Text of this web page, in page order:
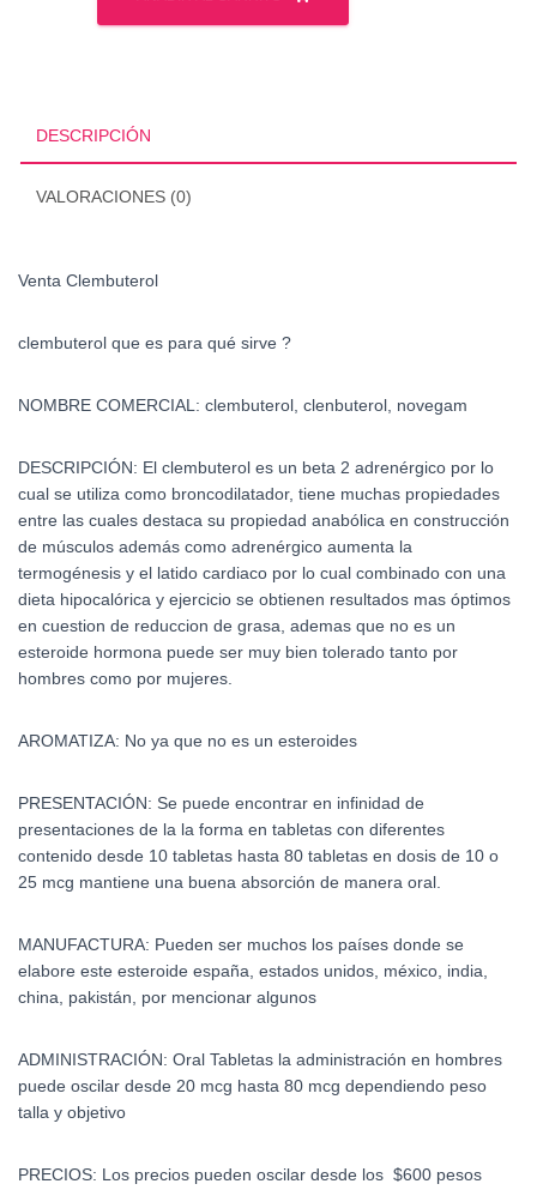
DESCRIPCIÓN
VALORACIONES (0)
Venta Clembuterol
clembuterol que es para qué sirve ?
NOMBRE COMERCIAL: clembuterol, clenbuterol, novegam
DESCRIPCIÓN: El clembuterol es un beta 2 adrenérgico por lo
cual se utiliza como broncodilatador, tiene muchas propiedades
entre las cuales destaca su propiedad anabólica en construcción
de músculos además como adrenérgico aumenta la
termogénesis y el latido cardiaco por lo cual combinado con una
dieta hipocalórica y ejercicio se obtienen resultados mas óptimos
en cuestion de reduccion de grasa, ademas que no es un
esteroide hormona puede ser muy bien tolerado tanto por
hombres como por mujeres.
AROMATIZA: No ya que no es un esteroides
PRESENTACIÓN: Se puede encontrar en infinidad de
presentaciones de la la forma en tabletas con diferentes
contenido desde 10 tabletas hasta 80 tabletas en dosis de 10 o
25 mcg mantiene una buena absorción de manera oral.
MANUFACTURA: Pueden ser muchos los países donde se
elabore este esteroide españa, estados unidos, méxico, india,
china, pakistán, por mencionar algunos
ADMINISTRACIÓN: Oral Tabletas la administración en hombres
puede oscilar desde 20 mcg hasta 80 mcg dependiendo peso
talla y objetivo
PRECIOS: Los precios pueden oscilar desde los $600 pesos